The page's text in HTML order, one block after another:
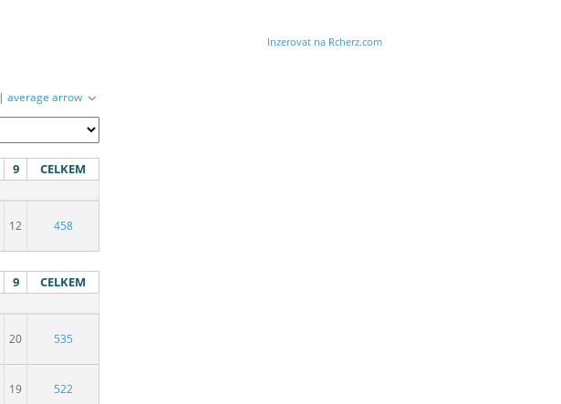
|average arrow
9 CELKEM
12 458
9 CELKEM
20 535
19 522
Inzerovat na Rcherz.com